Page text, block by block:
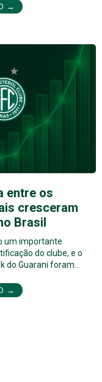
→
entre os
cresceram
Brasil
um importante
do clube, e o
do Guarani foram…
→